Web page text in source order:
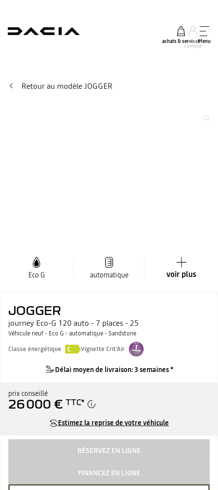
achats & services
mon
compte
Menu
Retour au modèle JOGGER
Eco G automatique voir plus
JOGGER
journey Eco-G 120 auto - 7 places - 25
Véhicule neuf - Eco G - automatique - Sandstone
Classe énergétique
C Vignette Crit'Air
Délai moyen de livraison: 3 semaines *
prix conseillé
26 000 € TTC*
Estimez la reprise de votre véhicule
RÉSERVEZ EN LIGNE
FINANCEZ EN LIGNE